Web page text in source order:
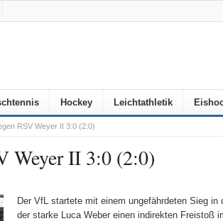
Hockey Leichtathletik
RSV Weyer II 3:0 (2:0)
Weyer II 3:0 (2:0)
Der VfL startete mit einem ungefährdeten Sieg
der starke Luca Weber einen indirekten Freistoß